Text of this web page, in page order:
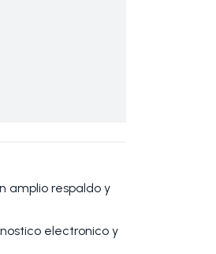
amplio respaldo y
electronico y